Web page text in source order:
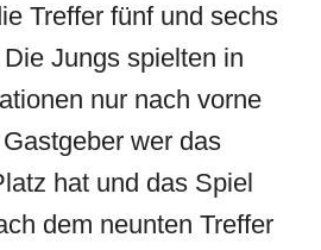
Treffer fünf und sechs
Jungs spielten in
nur nach vorne
wer das
hat und das Spiel
dem neunten Treffer